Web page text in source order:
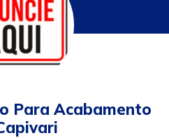
Para Acabamento